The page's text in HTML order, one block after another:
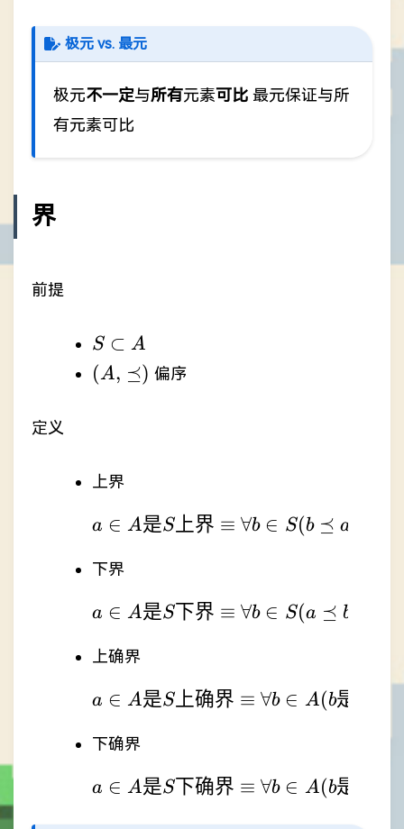
极元 vs. 最元
极元不一定与所有元素可比 最元保证与所
有元素可比
界
前提
S\subset
A
S ⊂ A
(A,\preceq)
(A, ⪯) 偏序
定义
上界
a\in A是S上界
a ∈ A是S 上界 ≡ ∀b ∈ S(b ⪯ a
下界
a\in A是S下界
a ∈ A是S下界 ≡ ∀b ∈ S(a ⪯ b
上确界
a\in A是S上确界
a ∈ A是S 上确界 ≡ ∀b ∈ A(b是
下确界
a\in A是S下确界
a ∈ A是S下确界 ≡ ∀b ∈ A(b是